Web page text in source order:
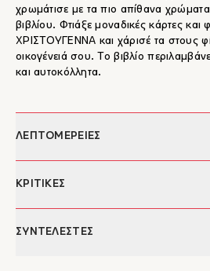
χρωμάτισε με τα πιο απίθανα χρώματα
βιβλίου. Φτιάξε μοναδικές κάρτες και
ΧΡΙΣΤΟΥΓΕΝΝΑ και χάρισέ τα στους
οικογένειά σου. Το βιβλίο
και αυτοκόλλητα.
ΛΕΠΤΟΜΕΡΕΙΕΣ
Συγγραφέας:
ISBN:
ΚΡΙΤΙΚΕΣ
"Το βιβλίο «Χρωματίζω κάρτες και
ΣΥΝΤΕΛΕΣΤΕΣ